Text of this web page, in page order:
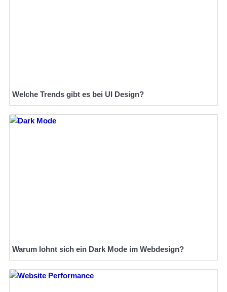
Welche Trends gibt es bei UI Design?
Warum lohnt sich ein Dark Mode im Webdesign?